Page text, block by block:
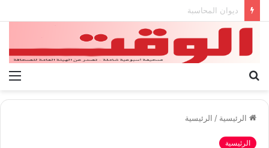
بيان الإتحاد الوطنى العام لعمال ليبيا
الرئيسية / الرئيسية
الرئيسية